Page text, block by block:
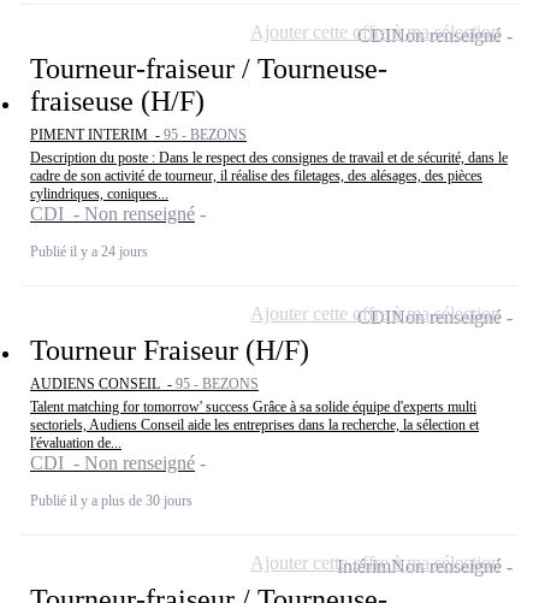
Tourneur-fraiseur / Tourneuse-
fraiseuse (H/F)
PIMENT INTERIM - 95 - BEZONS
Description du poste : Dans le respect des consignes de travail et de sécurité, dans le
cadre de son activité de tourneur, il réalise des filetages, des alésages, des pièces
cylindriques, coniques...
CDI - Non renseigné
Publié il y a 24 jours
CDINon renseigné
Ajouter cette offre à ma sélection
Tourneur Fraiseur (H/F)
AUDIENS CONSEIL - 95 - BEZONS
Talent matching for tomorrow' success Grâce à sa solide équipe d'experts multi
sectoriels, Audiens Conseil aide les entreprises dans la recherche, la sélection et
l'évaluation de...
CDI - Non renseigné
Publié il y a plus de 30 jours
CDINon renseigné
Ajouter cette offre à ma sélection
IntérimNon renseigné
Ajouter cette offre à ma sélection